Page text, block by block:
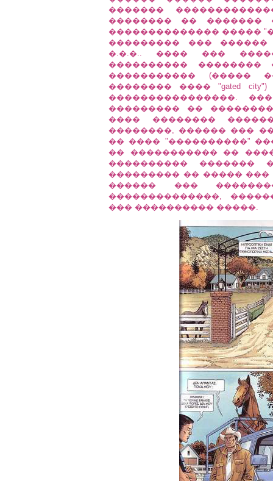
�������
�������� �� �������
�������������� �����
��������� ���
�.�.�.. ���� ���
����������
����������� (�����
�������� ���� "gated
����������������.
��������� ��
���� ��������
��������, ������ ���
�� ���� "����������"
�� ����������� ��
���������� �������
��������� �� �����
������ ���
��������������,
��� ���������� �����.